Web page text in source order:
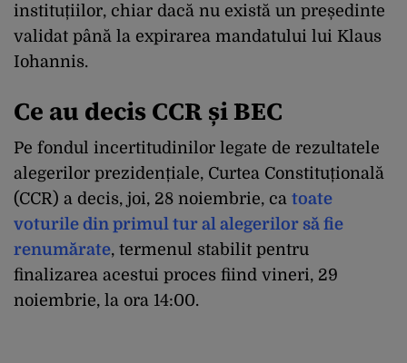
instituțiilor, chiar dacă nu există un președinte
validat până la expirarea mandatului lui Klaus
Iohannis.
Ce au decis CCR și BEC
Pe fondul incertitudinilor legate de rezultatele
alegerilor prezidențiale, Curtea Constituțională
(CCR) a decis, joi, 28 noiembrie, ca toate
voturile din primul tur al alegerilor să fie
renumărate, termenul stabilit pentru
finalizarea acestui proces fiind vineri, 29
noiembrie, la ora 14:00.